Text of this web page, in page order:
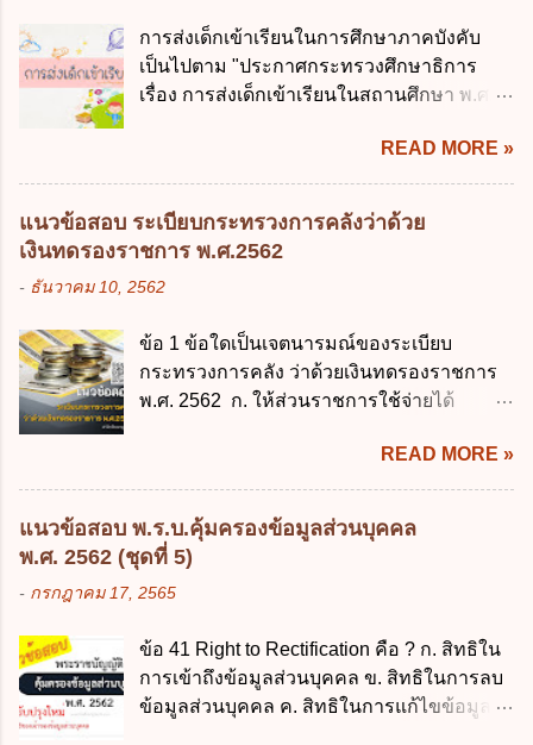
มีอำนาจแต่งตั้งพนักงานเจ้าหน้าที่ตามพระ
ราชบัญญัติคุ้มครองข้อมูลส่วนบุคคล พ.ศ.
2562 ก. นายกรัฐมนตรี ข. รัฐมนตรีว่าการ
ดังต่อไปนี้ ยกเว้น ข้อใด ก. ให้มีการใช้ระบบ
ดิจิทัลอย่างคุ้มค่าและเต็มศักยภาพ ข. พัฒนา
โครงสร้างพื้นฐานด้านดิจิทัลที่จำเป็นให้เป็นไป
เครือข่ายดิจิทัล ง. เพิ่มประสิทธิภาคในการใช้
จ่ายงบประมาณให้เกิดความคุ้มค่าและเป็นไป
ตามเป้าหมาย ข้อ 3 ข้อใดกล่าวได้ถูกต้องที่สุด
เกี่ยวกับ "แผนพัฒนารัฐบาลดิจิทัล" ก. เป็นธร
รับผิดชอบในการบริหารจัดการข้อมูลของ
หน่วยงานของรัฐ ง. กำหนดกรอบและทิศทาง
การบริหารงานภาครัฐและการจัดทำบริการ
พัฒนารัฐบาลดิจิทัลโดยตำแหน่ง ม...
การส่งเด็กเข้าเรียนในการศึกษาภาคบังคับ
เป็นไปตาม "ประกาศกระทรวงศึกษาธิการ
เรื่อง การส่งเด็กเข้าเรียนในสถานศึกษา พ.ศ.
เรื่อง หลักเกณฑ์และวิธีการปฏิบัติสำหรับผู้ที่
มิใช่ผู้ปกครองซึ่งมีเด็กที่มีอายุในเกณฑ์การ
ศึกษาภาคบังคับอาศัยอยู่" ออกตามความใน
มีสาระสำคัญดังนี้ 1. คำว่า "เด็ก" หมายถึง เด็ก
เว้นแต่เด็กที่สอบได้ชั้นปีที่ 9 ของการศึกษา
ภาคบังคับแล้ว 2. ผู้ปกครอง คือ 2.1 บิดา
มารดา 2.2 บิดาหรือมารดา ซึ่งเป็นผู้ใช้
กฎหมายแพ่งและพาณิชย์ 2.4 บุคคลที่เด็ก
อยู่ด้วยเป็นประจำหรือที่เด็กอยู่รับใช้การงาน
3. ผู้ปกครองดังกล่าว มีหน้าที่ ส่งเด็กเข้าเรียน
ในสถานศึกษาในวันแรกของการเปิดเรียนภาค
การเปิดเรียนภาคต้น ถ้าสถานศึกษายังมิไ...
READ MORE »
แนวข้อสอบ ระเบียบกระทรวงการคลังว่าด้วย
เงินทดรองราชการ พ.ศ.2562
- ธันวาคม 10, 2562
ข้อ 1 ข้อใดเป็นเจตนารมณ์ของระเบียบ
กระทรวงการคลัง ว่าด้วยเงินทดรองราชการ
พ.ศ. 2562 ก. ให้ส่วนราชการใช้จ่ายได้
ส่วนราชการมีเงินทดรองราชการเพื่อรองจ่าย
ตามข้อผูกพันในการกู้เงินจากต่างประเทศ ค.
รองรับการปฏิบัติงานด้านการเงินการคลังตาม
นโยบาย New GFMIS Thai ง. สนับสนุนการให้
ความช่วยเหลือในกรณีจำเป็นเร่งด่วนที่ไม่
สามารถรอการเบิกเงินจากงบประมาณได้ ข้อ
ราชการ พ.ศ. 2562 ออกโดยอาศัยกฎหมาย
แม่บทใด ก. พระราชบัญญัติวิธีการงบ
ประมาณ พ.ศ. 2561 ข. พระราชบัญญัติวินัย
READ MORE »
แนวข้อสอบ พ.ร.บ.คุ้มครองข้อมูลส่วนบุคคล
พ.ศ. 2562 (ชุดที่ 5)
- กรกฎาคม 17, 2565
ข้อ 41 Right to Rectification คือ ? ก. สิทธิใน
การเข้าถึงข้อมูลส่วนบุคคล ข. สิทธิในการลบ
ข้อมูลส่วนบุคคล ค. สิทธิในการแก้ไขข้อมูล